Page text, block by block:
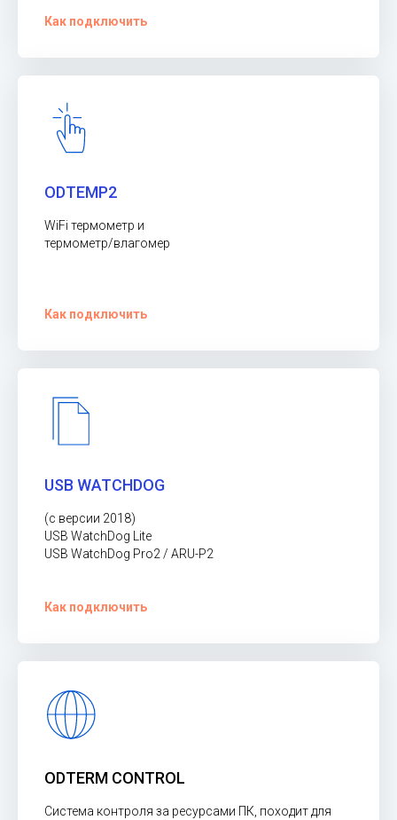
Как подключить
ODTEMP2
WiFi термометр и
термометр/влагомер
Как подключить
USB WATCHDOG
(с версии 2018)
USB WatchDog Lite
USB WatchDog Pro2 / ARU-P2
Как подключить
ODTERM CONTROL
Система контроля за ресурсами ПК, походит для